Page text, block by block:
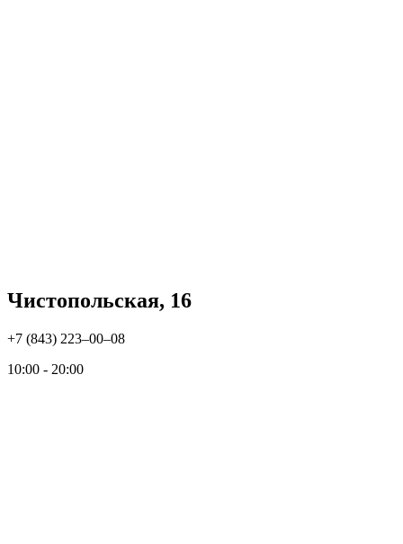
Чистопольская, 16
+7 (843) 223‒00‒08
10:00 - 20:00